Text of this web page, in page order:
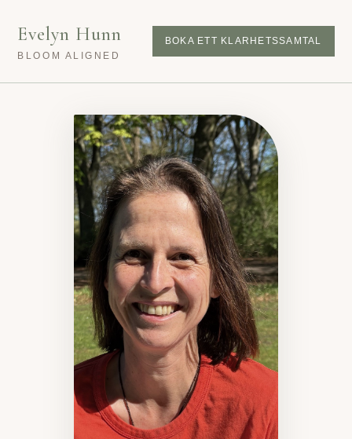
Evelyn Hunn
BLOOM ALIGNED
BOKA ETT KLARHETSSAMTAL